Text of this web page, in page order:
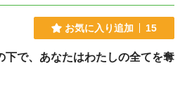
からな。それとさ、運動も優秀なんだぜ」
っと待ってぇ～。アタシの為の盾がぁああ
「香奈ネー。騎士は選ぶべきだよっ！ 肉
お気に入り追加 15
下で、あなたはわたしの全てを奪